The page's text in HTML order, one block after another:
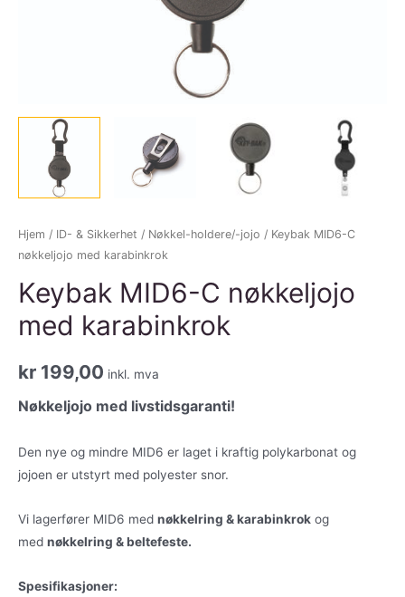
Hjem / ID- & Sikkerhet / Nøkkel-holdere/-jojo / Keybak MID6-C
nøkkeljojo med karabinkrok
Keybak MID6-C nøkkeljojo
med karabinkrok
kr 199,00 inkl. mva
Nøkkeljojo med livstidsgaranti!
Den nye og mindre MID6 er laget i kraftig polykarbonat og
jojoen er utstyrt med polyester snor.
Vi lagerfører MID6 med nøkkelring & karabinkrok og
med nøkkelring & beltefeste.
Spesifikasjoner: